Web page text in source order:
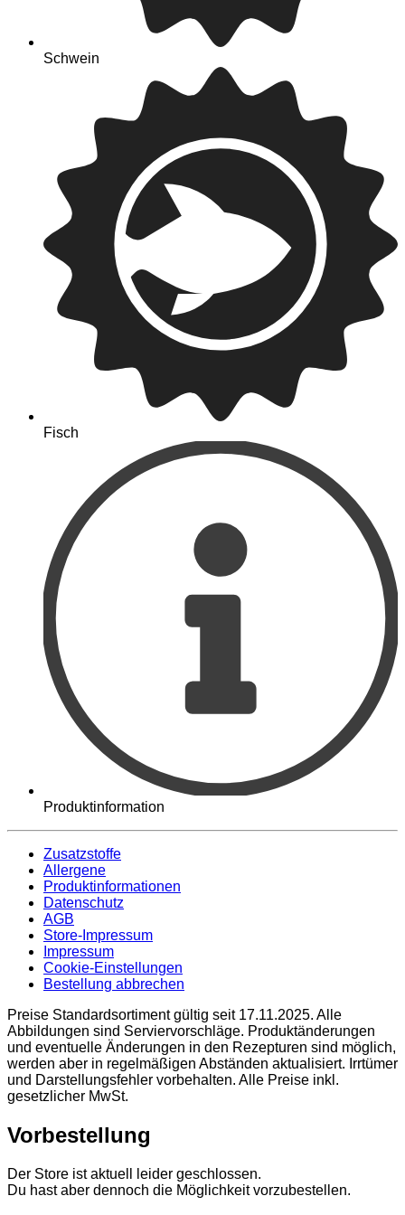
Schwein
Fisch
Produktinformation
Zusatzstoffe
Allergene
Produktinformationen
Datenschutz
AGB
Store-Impressum
Impressum
Cookie-Einstellungen
Bestellung abbrechen
Preise Standardsortiment gültig seit 17.11.2025. Alle
Abbildungen sind Serviervorschläge. Produktänderungen
und eventuelle Änderungen in den Rezepturen sind möglich,
werden aber in regelmäßigen Abständen aktualisiert. Irrtümer
und Darstellungsfehler vorbehalten. Alle Preise inkl.
gesetzlicher MwSt.
Vorbestellung
Der Store ist aktuell leider geschlossen.
Du hast aber dennoch die Möglichkeit vorzubestellen.